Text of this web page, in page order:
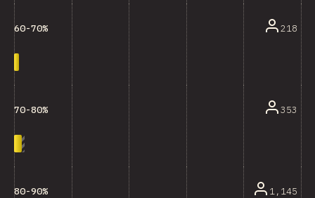
60-70% 218
70-80% 353
80-90% 1,145